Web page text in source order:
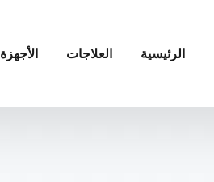
الرئيسية العلاجات الأجهزة